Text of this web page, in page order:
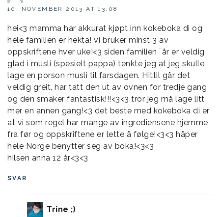
10. NOVEMBER 2013 AT 13:08
hei<3 mamma har akkurat kjøpt inn kokeboka di og
hele familien er hekta! vi bruker minst 3 av
oppskriftene hver uke!<3 siden familien ¨år er veldig
glad i musli (spesielt pappa) tenkte jeg at jeg skulle
lage en porson musli til farsdagen. Hittil går det
veldig greit, har tatt den ut av ovnen for tredje gang
og den smaker fantastisk!!!<3<3 tror jeg må lage litt
mer en annen gang!<3 det beste med kokeboka di er
at vi som regel har mange av ingrediensene hjemme
fra før og oppskriftene er lette å følge!<3<3 håper
hele Norge benytter seg av boka!<3<3
hilsen anna 12 år<3<3
SVAR
Trine ;)